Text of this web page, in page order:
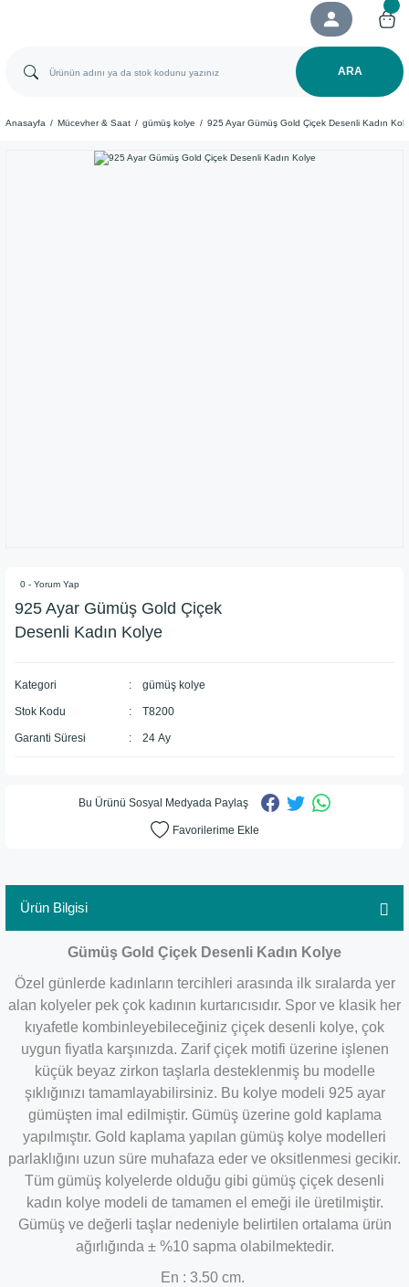
ARA
Anasayfa Mücevher & Saat gümüş kolye ​925 Ayar Gümüş Gold Çiçek Desenli Kadın
0 - Yorum Yap
​925 Ayar Gümüş Gold Çiçek
Desenli Kadın Kolye
Kategori gümüş kolye
Stok Kodu T8200
Garanti Süresi 24 Ay
Bu Ürünü Sosyal Medyada Paylaş
Ürün Bilgisi
Gümüş Gold Çiçek Desenli Kadın Kolye
Özel günlerde kadınların tercihleri arasında ilk sıralarda yer
alan kolyeler pek çok kadının kurtarıcısıdır. Spor ve klasik her
kıyafetle kombinleyebileceğiniz çiçek desenli kolye, çok
uygun fiyatla karşınızda. Zarif çiçek motifi üzerine işlenen
küçük beyaz zirkon taşlarla desteklenmiş bu modelle
şıklığınızı tamamlayabilirsiniz. Bu kolye modeli 925 ayar
gümüşten imal edilmiştir. Gümüş üzerine gold kaplama
yapılmıştır. Gold kaplama yapılan gümüş kolye modelleri
parlaklığını uzun süre muhafaza eder ve oksitlenmesi gecikir.
Tüm gümüş kolyelerde olduğu gibi gümüş çiçek desenli
kadın kolye modeli de tamamen el emeği ile üretilmiştir.
Gümüş ve değerli taşlar nedeniyle belirtilen ortalama ürün
ağırlığında ± %10 sapma olabilmektedir.
En : 3.50 cm.